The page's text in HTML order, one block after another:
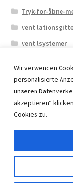
Wir verwenden
personalisierte
unseren
akzeptieren“
Cookies zu.
Tryk-for-åbne-
ventilsystemer
© 2026 Eruon